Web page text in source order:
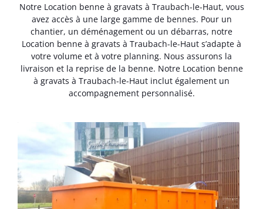
Notre Location benne à gravats à Traubach-le-Haut, vous
avez accès à une large gamme de bennes. Pour un
chantier, un déménagement ou un débarras, notre
Location benne à gravats à Traubach-le-Haut s’adapte à
votre volume et à votre planning. Nous assurons la
livraison et la reprise de la benne. Notre Location benne
à gravats à Traubach-le-Haut inclut également un
accompagnement personnalisé.